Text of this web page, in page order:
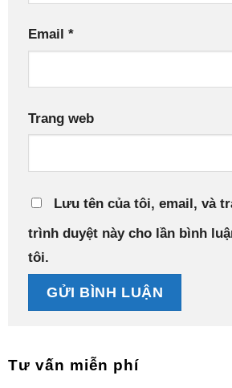
Email *
Trang web
Lưu tên của tôi, email, và
trình duyệt này cho lần bình
tôi.
Tư vấn miễn phí